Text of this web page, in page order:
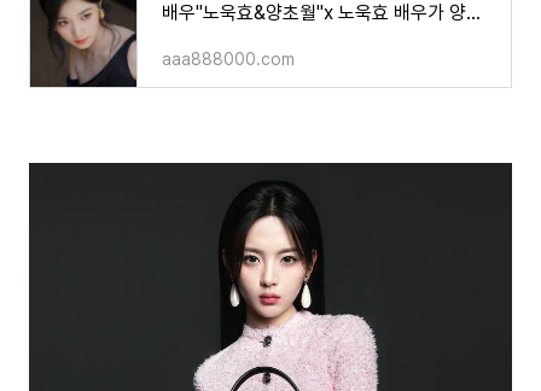
배우"노욱효&양초월"x 노욱효 배우가 양초월 배우를 대신한다고요?(기사)
aaa888000.com